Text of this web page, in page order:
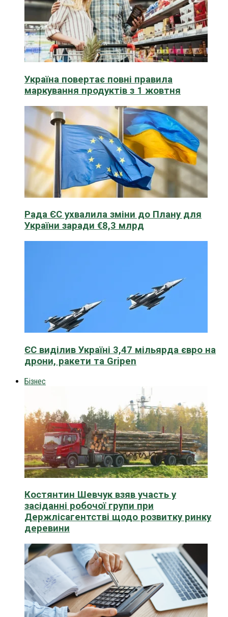
Україна повертає повні правила
маркування продуктів з 1 жовтня
Рада ЄС ухвалила зміни до Плану для
України заради €8,3 млрд
ЄС виділив Україні 3,47 мільярда євро на
дрони, ракети та Gripen
Бізнес
Костянтин Шевчук взяв участь у
засіданні робочої групи при
Держлісагентстві щодо розвитку ринку
деревини